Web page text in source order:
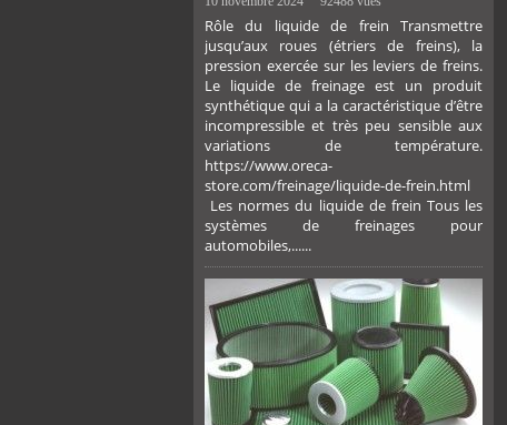
Rôle du liquide de frein Transmettre
jusqu’aux roues (étriers de freins), la
pression exercée sur les leviers de freins.
Le liquide de freinage est un produit
synthétique qui a la caractéristique d’être
incompressible et très peu sensible aux
variations de température.
https://www.oreca-
store.com/freinage/liquide-de-frein.html
Les normes du liquide de frein Tous les
systèmes de freinages pour
automobiles,......